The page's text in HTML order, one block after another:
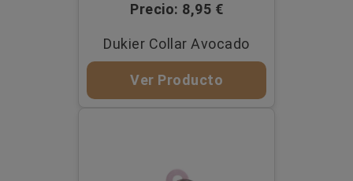
Precio: 8,95 €
Dukier Collar Avocado
Ver Producto